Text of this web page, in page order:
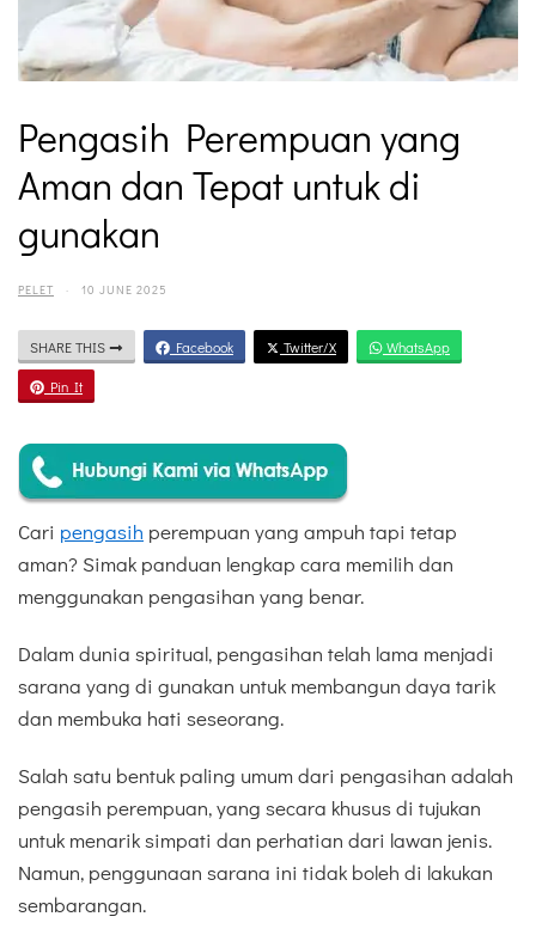
Pengasih Perempuan yang
Aman dan Tepat untuk di
gunakan
PELET · 10 JUNE 2025
SHARE THIS Facebook Twitter/X WhatsApp
Pin It
Cari pengasih perempuan yang ampuh tapi tetap
aman? Simak panduan lengkap cara memilih dan
menggunakan pengasihan yang benar.
Dalam dunia spiritual, pengasihan telah lama menjadi
sarana yang di gunakan untuk membangun daya tarik
dan membuka hati seseorang.
Salah satu bentuk paling umum dari pengasihan adalah
pengasih perempuan, yang secara khusus di tujukan
untuk menarik simpati dan perhatian dari lawan jenis.
Namun, penggunaan sarana ini tidak boleh di lakukan
sembarangan.